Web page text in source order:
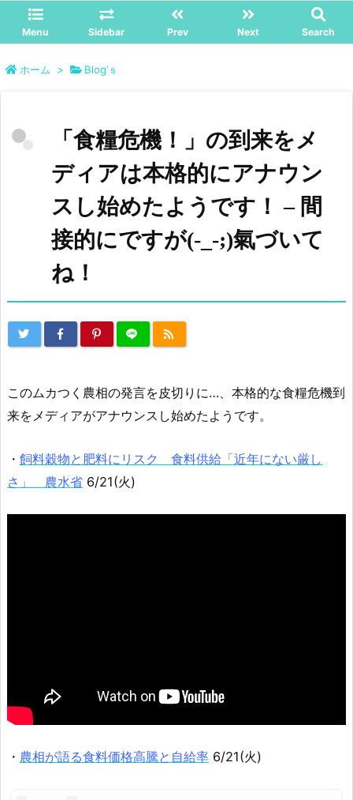
Menu Sidebar Prev Next Search
ホーム > Blog’ｓ
「食糧危機！」の到来をメ
ディアは本格的にアナウン
スし始めたようです！ – 間
接的にですが(-_-;)氣づいて
ね！
このムカつく農相の発言を皮切りに…、本格的な食糧危機到
来をメディアがアナウンスし始めたようです。
・ 飼料穀物と肥料にリスク 食料供給「近年にない厳し
さ」 農水省 6/21(火)
・ 農相が語る食料価格高騰と自給率 6/21(火)